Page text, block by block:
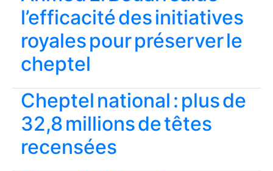
l’efficacité des initiatives
royales pour préserver le
cheptel
Cheptel national : plus de
32,8 millions de têtes
recensées